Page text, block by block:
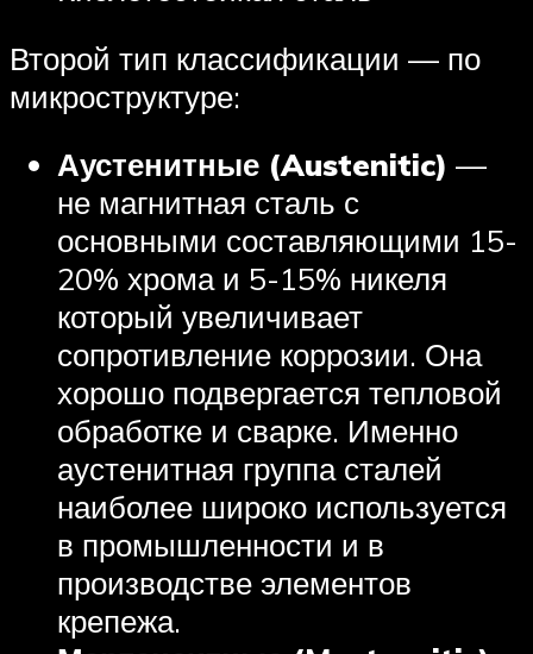
Второй тип классификации — по
микроструктуре:
Аустенитные (Austenitic) —
не магнитная сталь с
основными составляющими 15-
20% хрома и 5-15% никеля
который увеличивает
сопротивление коррозии. Она
хорошо подвергается тепловой
обработке и сварке. Именно
аустенитная группа сталей
наиболее широко используется
в промышленности и в
производстве элементов
крепежа.